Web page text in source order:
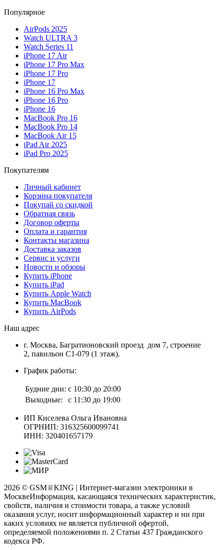
Популярное
AirPods 2025
Watch ULTRA 3
Watch Series 11
iPhone 17 Air
iPhone 17 Pro Max
iPhone 17 Pro
iPhone 17
iPhone 16 Pro Max
iPhone 16 Pro
iPhone 16
MacBook Pro 16
MacBook Pro 14
MacBook Air 15
iPad Air 2025
iPad Pro 2025
Покупателям
Личный кабинет
Корзина покупателя
Покупай со скидкой
Обратная связь
Договор оферты
Оплата и гарантия
Контакты магазина
Доставка заказов
Сервис и услуги
Новости и обзоры
Купить iPhone
Купить iPad
Купить Apple Watch
Купить MacBook
Купить AirPods
Наш адрес
г. Москва, Багратионовский проезд дом 7, строение
2, павильон С1-079 (1 этаж).
График работы:
Будние дни: с 10:30 до 20:00
Выходные:
с 11:30 до 19:00
ИП Киселева Ольга Ивановна
ОГРНИП: 316325600099741
ИНН: 320401657179
2026 © GSM♕KING | Интернет-магазин электроники в
МосквеИнформация, касающаяся технических характеристик,
свойств, наличия и стоимости товара, а также условий
оказания услуг, носит информационный характер и ни при
каких условиях не является публичной офертой,
определяемой положениями п. 2 Статьи 437 Гражданского
кодекса РФ.